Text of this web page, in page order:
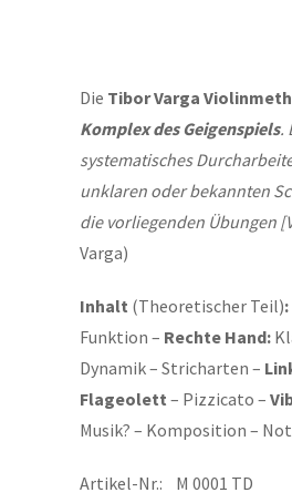
Die Tibor Varga
Komplex des Geigenspiels.
systematisches
unklaren oder bekannten
die vorliegenden Übungen
Varga)
Inhalt (Theoretischer Teil):
Funktion – Rechte Hand:
Dynamik – Stricharten –
Flageolett – Pizzicato –
Musik? – Komposition –
Artikel-Nr.: M 0001 TD